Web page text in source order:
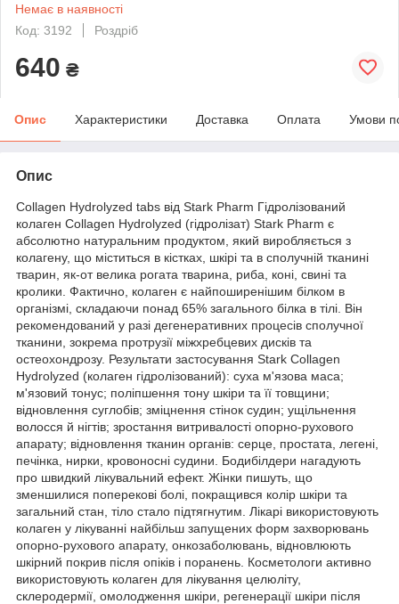
Немає в наявності
Код: 3192
Роздріб
640 ₴
Опис Характеристики Доставка Оплата Умови
Опис
Collagen Hydrolyzed tabs від Stark Pharm Гідролізований
колаген Collagen Hydrolyzed (гідролізат) Stark Pharm є
абсолютно натуральним продуктом, який виробляється з
колагену, що міститься в кістках, шкірі та в сполучній тканині
тварин, як-от велика рогата тварина, риба, коні, свині та
кролики. Фактично, колаген є найпоширенішим білком в
організмі, складаючи понад 65% загального білка в тілі. Він
рекомендований у разі дегенеративних процесів сполучної
тканини, зокрема протрузії міжхребцевих дисків та
остеохондрозу. Результати застосування Stark Collagen
Hydrolyzed (колаген гідролізований): суха м'язова маса;
м'язовий тонус; поліпшення тону шкіри та її товщини;
відновлення суглобів; зміцнення стінок судин; ущільнення
волосся й нігтів; зростання витривалості опорно-рухового
апарату; відновлення тканин органів: серце, простата, легені,
печінка, нирки, кровоносні судини. Бодибілдери нагадують
про швидкий лікувальний ефект. Жінки пишуть, що
зменшилися поперекові болі, покращився колір шкіри та
загальний стан, тіло стало підтягнутим. Лікарі використовують
колаген у лікуванні найбільш запущених форм захворювань
опорно-рухового апарату, онкозаболювань, відновлюють
шкірний покрив після опіків і поранень. Косметологи активно
використовують колаген для лікування целюліту,
склеродермії, омолодження шкіри, регенерації шкіри після